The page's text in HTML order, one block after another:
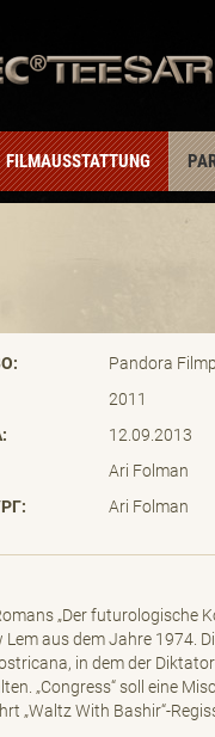
FILMAUSSTATTUNG
Pandora
2011
12.09.2013
Ari Folman
Ari Folman
„Der futurologische
aus dem Jahre 1974.
in dem der
„Congress“ soll eine
„Waltz With Bashir“-